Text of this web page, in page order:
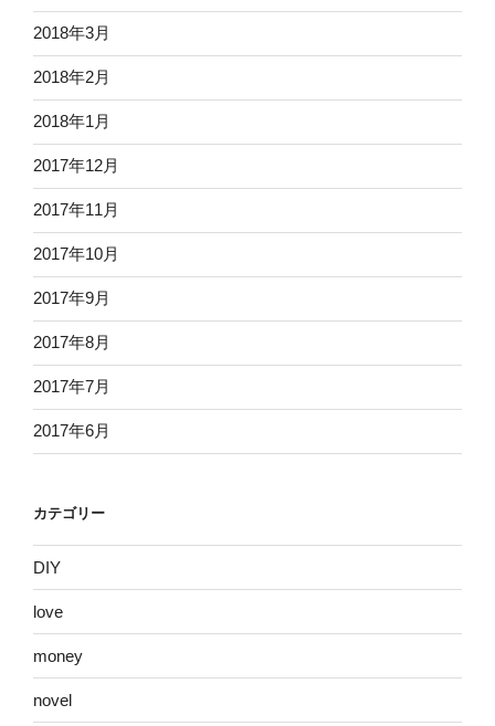
2018年3月
2018年2月
2018年1月
2017年12月
2017年11月
2017年10月
2017年9月
2017年8月
2017年7月
2017年6月
カテゴリー
DIY
love
money
novel